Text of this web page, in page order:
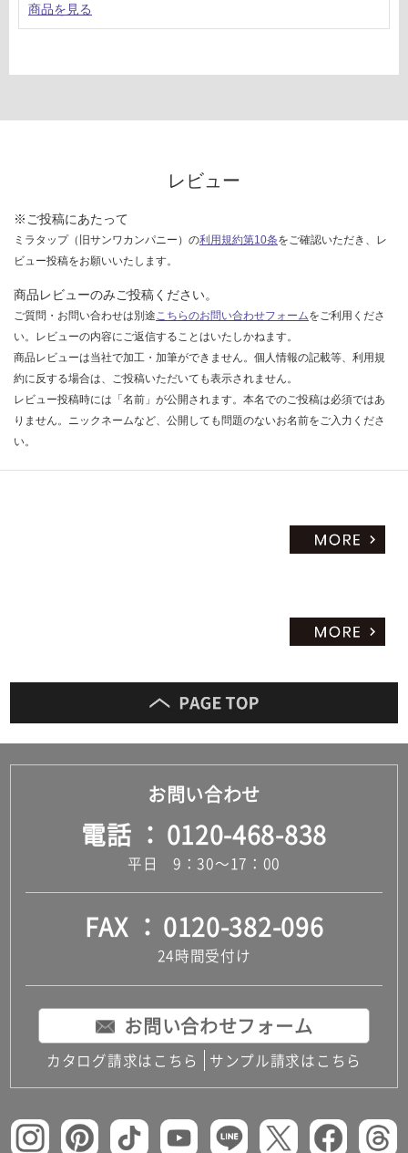
商品を見る
レビュー
※ご投稿にあたって
ミラタップ（旧サンワカンパニー）の利用規約第10条をご確認いただき、レ
ビュー投稿をお願いいたします。
商品レビューのみご投稿ください。
ご質問・お問い合わせは別途 こちらのお問い合わせフォームをご利用くださ
い。レビューの内容にご返信することはいたしかねます。
商品レビューは当社で加工・加筆ができません。個人情報の記載等、利用規
約に反する場合は、ご投稿いただいても表示されません。
レビュー投稿時には「名前」が公開されます。本名でのご投稿は必須ではあ
りません。ニックネームなど、公開しても問題のないお名前をご入力くださ
い。
お問い合わせ
電話 0120-468-838
平日 9：30～17：00
FAX 0120-382-096
24時間受付け
お問い合わせフォーム
カタログ請求はこちら サンプル請求はこちら